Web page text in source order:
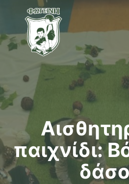
Μετάβαση
περιεχόμενο
παιχνίδι: